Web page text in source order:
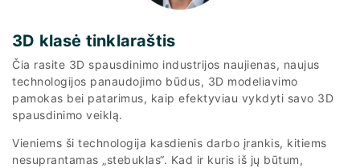
3D klasė tinklaraštis
Čia rasite 3D spausdinimo industrijos naujienas, naujus
technologijos panaudojimo būdus, 3D modeliavimo
pamokas bei patarimus, kaip efektyviau vykdyti savo 3D
spausdinimo veiklą.
Vieniems ši technologija kasdienis darbo įrankis, kitiems
nesuprantamas „stebuklas“. Kad ir kuris iš jų būtum,